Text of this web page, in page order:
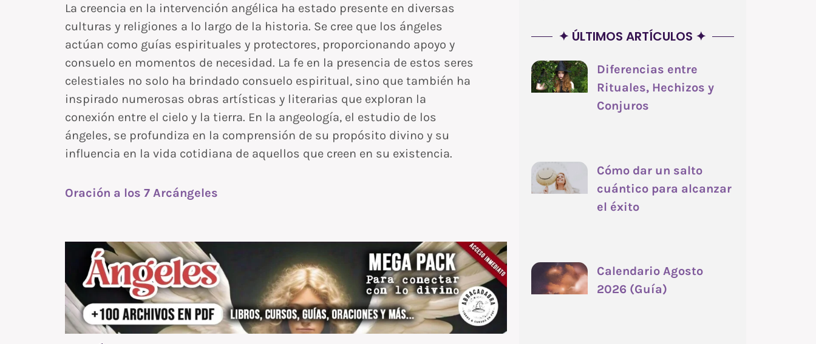
La creencia en la intervención angélica ha estado presente en diversas
culturas y religiones a lo largo de la historia. Se cree que los ángeles
actúan como guías espirituales y protectores, proporcionando apoyo y
consuelo en momentos de necesidad. La fe en la presencia de estos seres
celestiales no solo ha brindado consuelo espiritual, sino que también ha
inspirado numerosas obras artísticas y literarias que exploran la
conexión entre el cielo y la tierra. En la angeología, el estudio de los
ángeles, se profundiza en la comprensión de su propósito divino y su
influencia en la vida cotidiana de aquellos que creen en su existencia.
Oración a los 7 Arcángeles
✦ ÚLTIMOS ARTÍCULOS ✦
Diferencias entre
Rituales, Hechizos y
Conjuros
Cómo dar un salto
cuántico para alcanzar
el éxito
Calendario Agosto
2026 (Guía)